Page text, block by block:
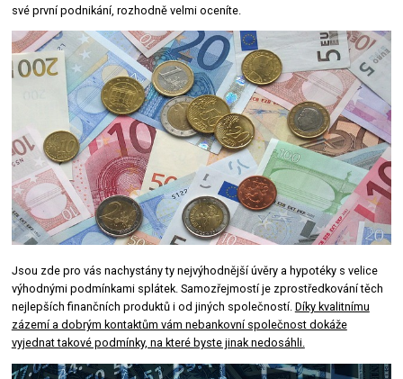
své první podnikání, rozhodně velmi oceníte.
Jsou zde pro vás nachystány ty nejvýhodnější úvěry a hypotéky s velice
výhodnými podmínkami splátek. Samozřejmostí je zprostředkování těch
nejlepších finančních produktů i od jiných společností. Díky kvalitnímu
zázemí a dobrým kontaktům vám nebankovní společnost dokáže
vyjednat takové podmínky, na které byste jinak nedosáhli.